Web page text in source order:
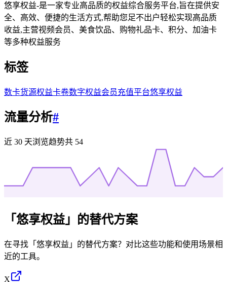
悠享权益-是一家专业高品质的权益综合服务平台,旨在提供安
全、高效、便捷的生活方式,帮助您足不出户轻松实现高品质
收益,主营视频会员、美食饮品、购物礼品卡、积分、加油卡
等多种权益服务
标签
数卡货源权益卡卷数字权益会员充值平台悠享权益
流量分析#
近 30 天浏览趋势共 54
「悠享权益 」的替代方案
在寻找「 悠享权益 」的替代方案？对比这些功能和使用场景相
近的工具。
X